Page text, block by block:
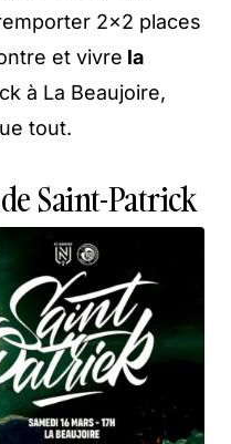
2×2 places
et vivre la
à La Beaujoire,
tout.
Saint-Patrick